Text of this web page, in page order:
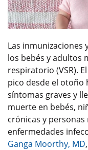
Las inmunizaciones
los bebés y adultos
respiratorio (VSR).
pico desde el otoño
síntomas graves y
muerte en bebés,
crónicas y personas
enfermedades
Ganga Moorthy, MD